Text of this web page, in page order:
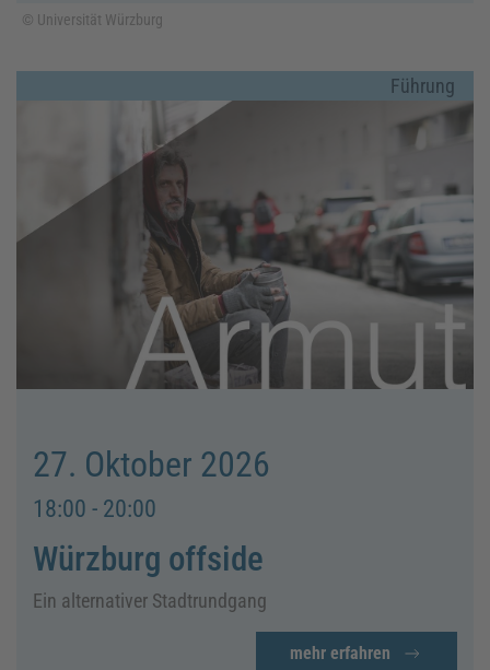
© Universität Würzburg
Führung
27. Oktober 2026
18:00 - 20:00
Würzburg offside
Ein alternativer Stadtrundgang
mehr erfahren